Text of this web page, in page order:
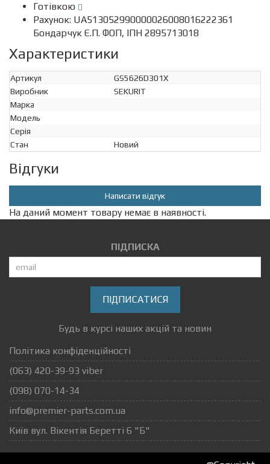
Готівкою
Рахунок: UA513052990000026008016222361
Бондарчук Є.П. ФОП, ІПН 2895713018
Характеристики
Артикул
GS5626D301X
Виробник
SEKURIT
Марка
Модель
Серія
Стан
Новий
Відгуки
Написати відгук
На даний момент товару немає в наявності.
ПІДПИСКА
ПІДПИСАТИСЯ
Будь в курсі наших акцій та новин
Політика конфіденційності
(063) 420-39-93 viber
(098) 070-14-34
info@premier-parts.com.ua
Київ вул. Вікентія Беретті 6 "Б"